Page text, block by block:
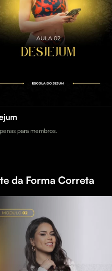
para membros.
da Forma Correta